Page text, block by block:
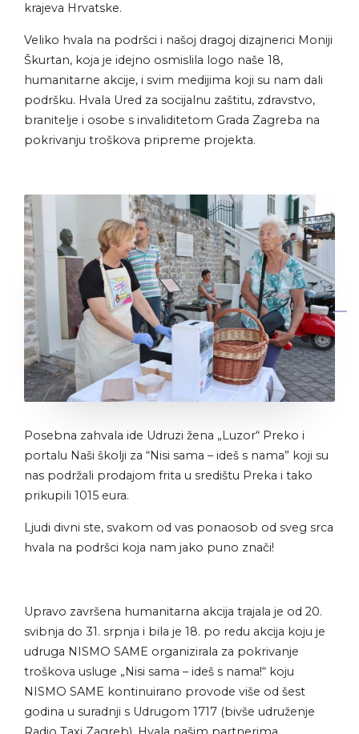
krajeva Hrvatske.
Veliko hvala na podršci i našoj dragoj dizajnerici Moniji
Škurtan, koja je idejno osmislila logo naše 18,
humanitarne akcije, i svim medijima koji su nam dali
podršku. Hvala Ured za socijalnu zaštitu, zdravstvo,
branitelje i osobe s invaliditetom Grada Zagreba na
pokrivanju troškova pripreme projekta.
Posebna zahvala ide Udruzi žena „Luzor“ Preko i
portalu Naši školji za “Nisi sama – ideš s nama” koji su
nas podržali prodajom frita u središtu Preka i tako
prikupili 1015 eura.
Ljudi divni ste, svakom od vas ponaosob od sveg srca
hvala na podršci koja nam jako puno znači!
Upravo završena humanitarna akcija trajala je od 20.
svibnja do 31. srpnja i bila je 18. po redu akcija koju je
udruga NISMO SAME organizirala za pokrivanje
troškova usluge „Nisi sama – ideš s nama!“ koju
NISMO SAME kontinuirano provode više od šest
godina u suradnji s Udrugom 1717 (bivše udruženje